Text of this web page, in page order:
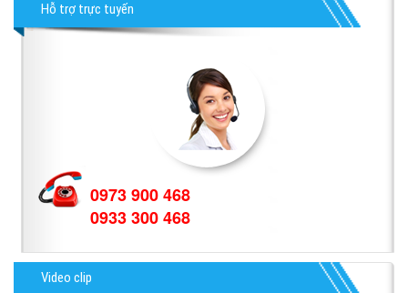
Hỗ trợ trực tuyến
0973 900 468
0933 300 468
Video clip